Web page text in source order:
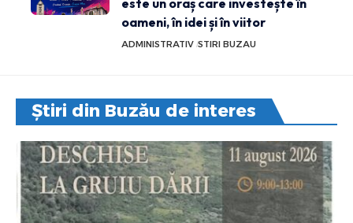
este un oraș care investește în
oameni, în idei și în viitor
ADMINISTRATIV STIRI BUZAU
Știri din Buzău de interes